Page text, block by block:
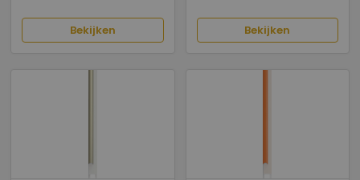
Bekijken Bekijken